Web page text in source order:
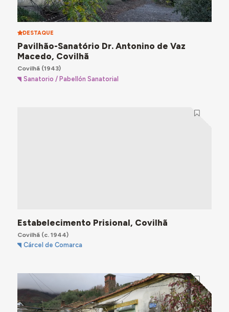
DESTAQUE
Pavilhão-Sanatório Dr. Antonino de Vaz
Macedo, Covilhã
Covilhã(1943)
Sanatorio / Pabellón Sanatorial
Estabelecimento Prisional, Covilhã
Covilhã(c. 1944)
Cárcel de Comarca